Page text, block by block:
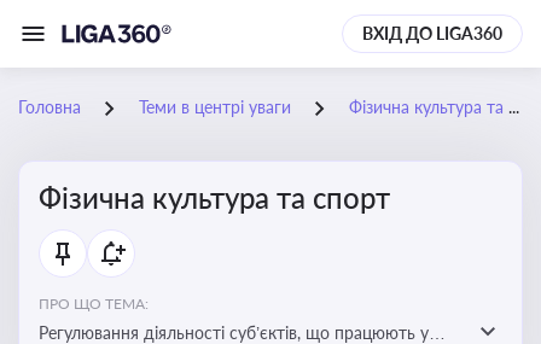
ВХІД ДО LIGA360
Головна Теми в центрі уваги Фізична культура та спорт
Фізична культура та спорт
ПРО ЩО ТЕМА:
Регулювання діяльності суб’єктів, що працюють у